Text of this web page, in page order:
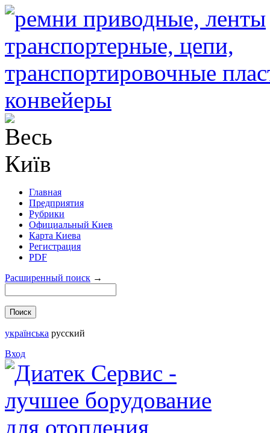
Главная
Предприятия
Рубрики
Официальный Киев
Карта Киева
Регистрация
PDF
Расширенный поиск →
українська русский
Вход